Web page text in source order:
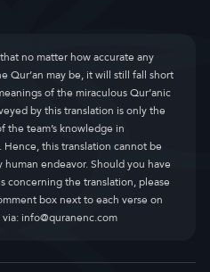
no matter how accurate any
Qur’an may be, it will still fall short
of the miraculous Qur’anic
by this translation is only the
team’s knowledge in
this translation cannot be
endeavor. Should you have
concerning the translation, please
box next to each verse on
info@quranenc.com